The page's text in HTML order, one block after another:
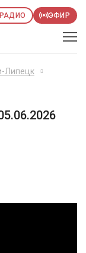
РАДИО ЭФИР
Липецк